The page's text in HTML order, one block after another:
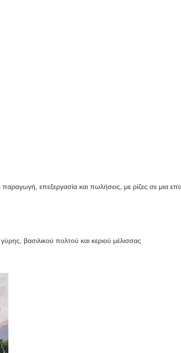
επεξεργασία και πωλήσεις, με ρίζες σε μια
βασιλικού πολτού και κεριού μέλισσας